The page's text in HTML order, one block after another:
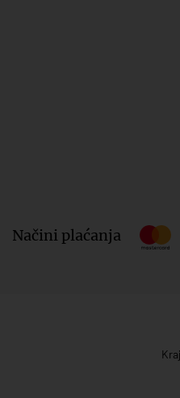
Načini plaćanja